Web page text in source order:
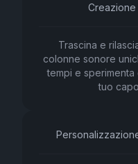
Creazione
Trascina e
colonne sonore
tempi e
tuo